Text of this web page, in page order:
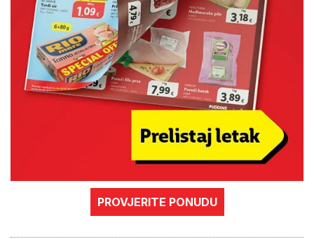
PROVJERITE PONUDU